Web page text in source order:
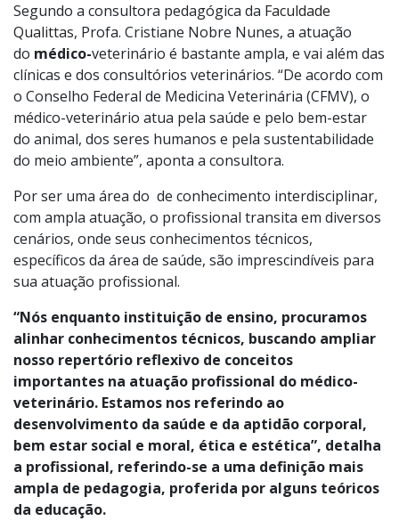
Segundo a consultora pedagógica da Faculdade
Qualittas, Profa. Cristiane Nobre Nunes, a atuação
do médico-veterinário é bastante ampla, e vai além das
clínicas e dos consultórios veterinários. “De acordo com
o Conselho Federal de Medicina Veterinária (CFMV), o
médico-veterinário atua pela saúde e pelo bem-estar
do animal, dos seres humanos e pela sustentabilidade
do meio ambiente”, aponta a consultora.
Por ser uma área do de conhecimento interdisciplinar,
com ampla atuação, o profissional transita em diversos
cenários, onde seus conhecimentos técnicos,
específicos da área de saúde, são imprescindíveis para
sua atuação profissional.
“Nós enquanto instituição de ensino, procuramos
alinhar conhecimentos técnicos, buscando ampliar
nosso repertório reflexivo de conceitos
importantes na atuação profissional do médico-
veterinário. Estamos nos referindo ao
desenvolvimento da saúde e da aptidão corporal,
bem estar social e moral, ética e estética”, detalha
a profissional, referindo-se a uma definição mais
ampla de pedagogia, proferida por alguns teóricos
da educação.